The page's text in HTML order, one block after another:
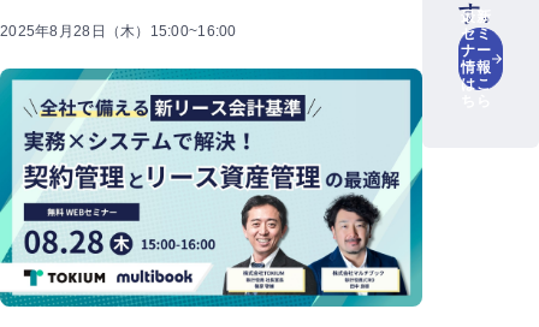
2025年8月28日（木）15:00~16:00
す。
最新
セミ
ナー
情報
はこ